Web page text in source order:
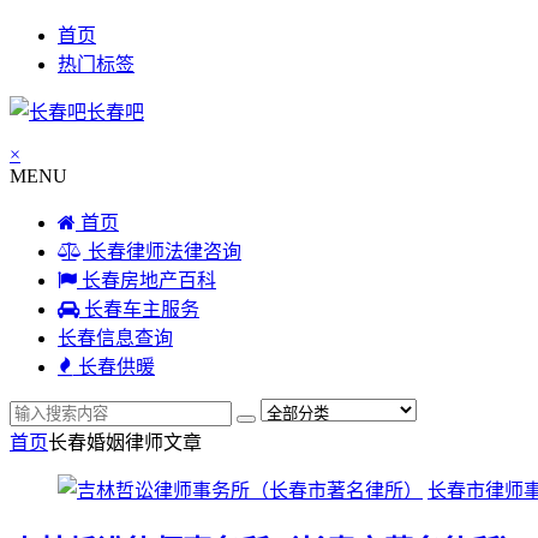
首页
热门标签
长春吧
×
MENU
首页
长春律师法律咨询
长春房地产百科
长春车主服务
长春信息查询
长春供暖
首页长春婚姻律师文章
长春市律师